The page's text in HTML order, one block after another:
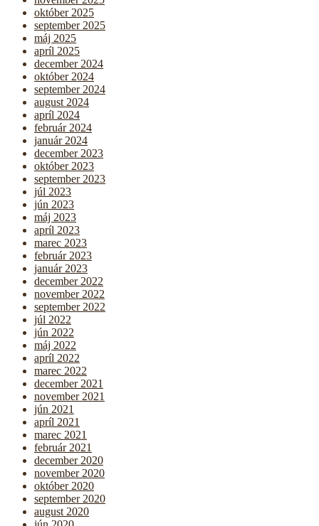
október 2025
september 2025
máj 2025
apríl 2025
december 2024
október 2024
september 2024
august 2024
apríl 2024
február 2024
január 2024
december 2023
október 2023
september 2023
júl 2023
jún 2023
máj 2023
apríl 2023
marec 2023
február 2023
január 2023
december 2022
november 2022
september 2022
júl 2022
jún 2022
máj 2022
apríl 2022
marec 2022
december 2021
november 2021
jún 2021
apríl 2021
marec 2021
február 2021
december 2020
november 2020
október 2020
september 2020
august 2020